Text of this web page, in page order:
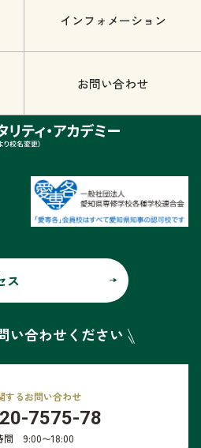
インフォメーション
お問い合わせ
ス
い合わせください
するお問い合わせ
7575-78
間 9:00〜18:00